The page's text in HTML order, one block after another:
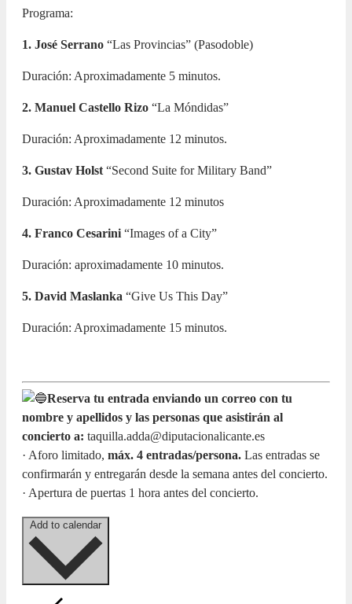
Programa:
1. José Serrano “Las Provincias” (Pasodoble)
Duración: Aproximadamente 5 minutos.
2. Manuel Castello Rizo “La Móndidas”
Duración: Aproximadamente 12 minutos.
3. Gustav Holst “Second Suite for Military Band”
Duración: Aproximadamente 12 minutos
4. Franco Cesarini “Images of a City”
Duración: aproximadamente 10 minutos.
5. David Maslanka “Give Us This Day”
Duración: Aproximadamente 15 minutos.
Reserva tu entrada enviando un correo con tu
nombre y apellidos y las personas que asistirán al
concierto a: taquilla.adda@diputacionalicante.es
· Aforo limitado, máx. 4 entradas/persona. Las entradas se
confirmarán y entregarán desde la semana antes del concierto.
· Apertura de puertas 1 hora antes del concierto.